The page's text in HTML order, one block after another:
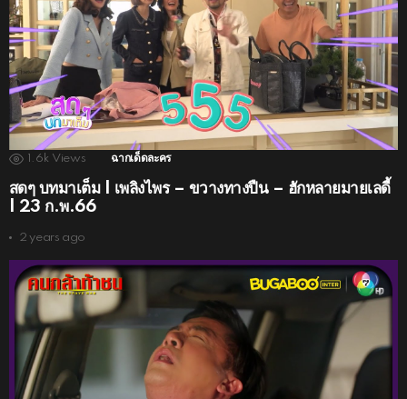
1.6k Views ฉากเด็ดละคร
สดๆ บทมาเต็ม | เพลิงไพร – ขวางทางปืน – ฮักหลายมายเลดี้
| 23 ก.พ.66
2 years ago